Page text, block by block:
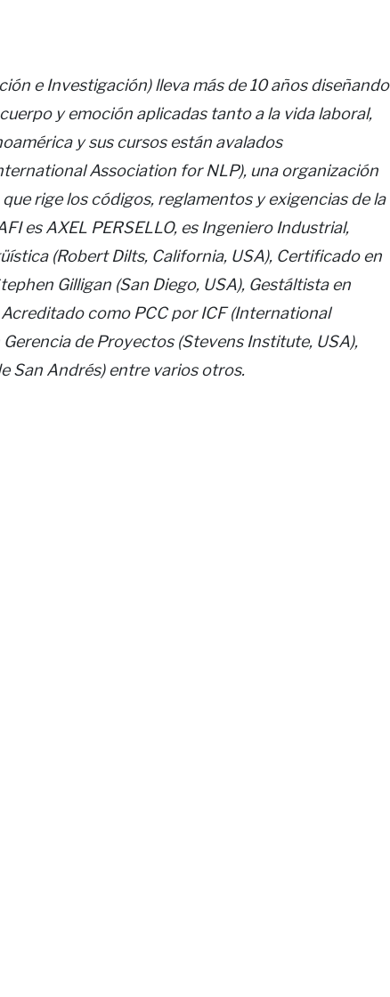
e Investigación) lleva más de 10 años diseñando
y emoción aplicadas tanto a la vida laboral,
y sus cursos están avalados
Association for NLP), una organización
rige los códigos, reglamentos y exigencias de la
es AXEL PERSELLO, es Ingeniero Industrial,
(Robert Dilts, California, USA), Certificado en
Gilligan (San Diego, USA), Gestáltista en
como PCC por ICF (International
de Proyectos (Stevens Institute, USA),
San Andrés) entre varios otros.